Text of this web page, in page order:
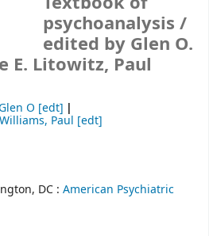
psychoanalysis /
edited by Glen O.
E. Litowitz, Paul
O [edt]
Williams, Paul [edt]
DC : American Psychiatric